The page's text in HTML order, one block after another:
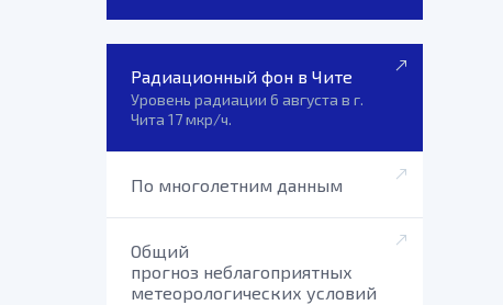
Радиационный фон в Чите
Уровень радиации 6 августа в г.
Чита 17 мкр/ч.
По многолетним данным
Общий
прогноз неблагоприятных
метеорологических условий